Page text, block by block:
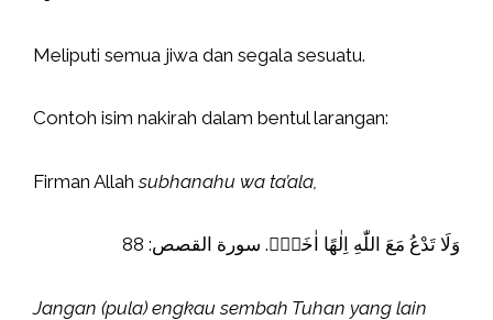
Meliputi semua jiwa dan segala sesuatu.
Contoh isim nakirah dalam bentul larangan:
Firman Allahsubhanahu wa ta’ala,
وَلَا تَدْعُ مَعَ اللّٰهِ اِلٰهًا اٰخَرَۘ. سورة القصص: 88
Jangan (pula) engkau sembah Tuhan yang lain